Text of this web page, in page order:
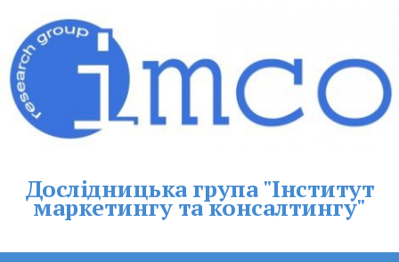
Дослідницька група "Інститут
маркетингу та консалтингу"